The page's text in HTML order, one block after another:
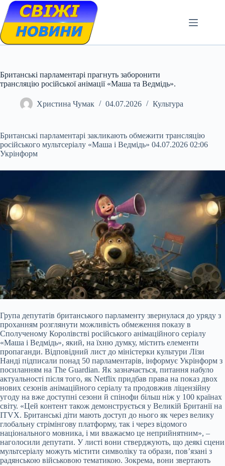
Skip
content
Британські парламентарі прагнуть заборонити
трансляцію російської анімації «Маша та Ведмідь».
Христина Чумак 04.07.2026 Культура
Британські парламентарі закликають обмежити трансляцію
російського мультсеріалу «Маша і Ведмідь» 04.07.2026 02:06
Укрінформ
Група депутатів британського парламенту звернулася до уряду з
проханням розглянути можливість обмеження показу в
Сполученому Королівстві російського анімаційного серіалу
«Маша і Ведмідь», який, на їхню думку, містить елементи
пропаганди. Відповідний лист до міністерки культури Лізи
Нанді підписали понад 50 парламентарів, інформує Укрінформ з
посиланням на The Guardian. Як зазначається, питання набуло
актуальності після того, як Netflix придбав права на показ двох
нових сезонів анімаційного серіалу та продовжив ліцензійну
угоду на вже доступні сезони й спінофи більш ніж у 100 країнах
світу. «Цей контент також демонструється у Великій Британії на
ITVX. Британські діти мають доступ до нього як через велику
глобальну стрімінгову платформу, так і через відомого
національного мовника, і ми вважаємо це неприйнятним», –
наголосили депутати. У листі вони стверджують, що деякі сцени
мультсеріалу можуть містити символіку та образи, пов’язані з
радянською військовою тематикою. Зокрема, вони звертають